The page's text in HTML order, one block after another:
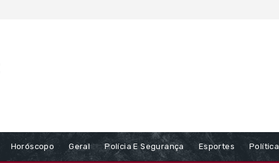
Horóscopo Geral Polícia E Segurança Esportes Política